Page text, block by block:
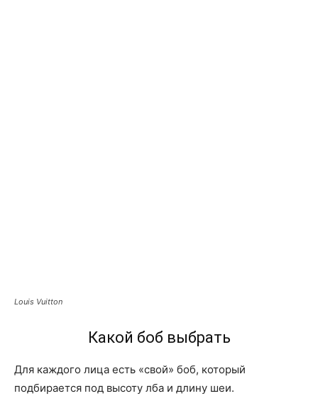
Louis Vuitton
Какой боб выбрать
Для каждого лица есть «свой» боб, который
подбирается под высоту лба и длину шеи.